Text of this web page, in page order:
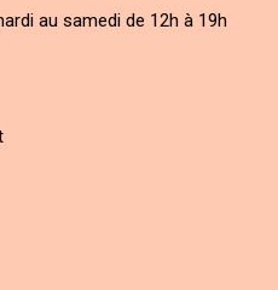
au samedi de 12h à 19h